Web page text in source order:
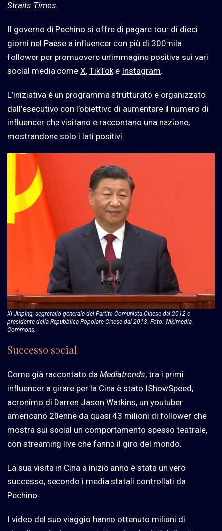
Straits Times.
Il governo di Pechino si offre di pagare tour di dieci
giorni nel Paese a influencer con più di 300mila
follower per promuovere un’immagine positiva sui vari
social media come X, TikToke Instagram.
L’iniziativa è un programma strutturato e organizzato
dall’esecutivo con l’obiettivo di aumentare il numero di
influencer che visitano e raccontano una nazione,
mostrandone solo i lati positivi.
Xi Jinping, segretario generale del Partito Comunista Cinese dal 2012 e
presidente della Repubblica Popolare Cinese dal 2013. Foto: Wikimedia
Commons.
Successo social
Come già raccontato da Mediatrends, tra i primi
influencer a girare per la Cina è stato IShowSpeed,
acronimo di Darren Jason Watkins, un youtuber
americano 20enne da quasi 43 milioni di follower che
mostra sui social un comportamento spesso teatrale,
con streaming live che fanno il giro del mondo.
La sua visita in Cina a inizio anno è stata un vero
successo, secondo i media statali controllati da
Pechino.
I video del suo viaggio hanno ottenuto milioni di